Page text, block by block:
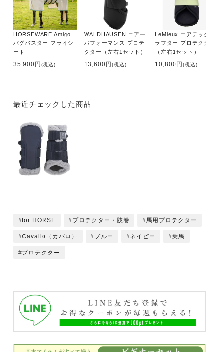
HORSEWARE Amigo
バグバスター フライシ
ート
35,900円(税込)
WALDHAUSEN エアー
パフォーマンス プロテ
クター（左右1セット）
13,600円(税込)
LeMieux エアテック グ
ラフター プロテクター
（左右1セット）
10,800円(税込)
最近チェックした商品
for HORSE プロテクター・肢巻 馬用プロテクター
Cavallo（カバロ） ブルー ネイビー 乗馬
プロテクター